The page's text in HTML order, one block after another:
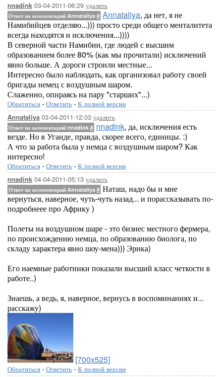
nnadink 03-04-2011-06:29 удалить
Ответ на комментарий Annataliya # Annataliya, да нет, я не
Намибийцев отделяю...))) просто среди общего менталитета
всегда находятся и исключения...))))
В северной части Намибии, где людей с высшим
образованием более 80% (как мы прочитали) исключений
явно больше. А дороги строили местные...
Интересно было наблюдать, как организовал работу своей
бригады немец с воздушным шаром.
Слаженно, опираясь на пару "старших"...)
Обратиться - Ответить - К полной версии
Annataliya 03-04-2011-12:03 удалить
Ответ на комментарий nnadink # nnadink, да, исключения есть
везде. Но в Уганде, правда, скорее всего, единицы. :)
А что за работа была у немца с воздушным шаром? Как
интересно!
Обратиться - Ответить - К полной версии
nnadink 04-04-2011-05:13 удалить
Ответ на комментарий Annataliya # Наташ, надо бы и мне
вернуться, наверное, чуть-чуть назад... и порассказывать по-
подробнеее про Африку )
Полеты на воздушном шаре - это бизнес местного фермера,
по происхождению немца, по образованию биолога, по
складу характера явно шоу-мена))) Эрика)
Его наемные работники показали высший класс четкости в
работе..)
Знаешь, а ведь, я, наверное, вернусь в воспоминаниях и...
расскажу)
[700x525]
Обратиться - Ответить - К полной версии